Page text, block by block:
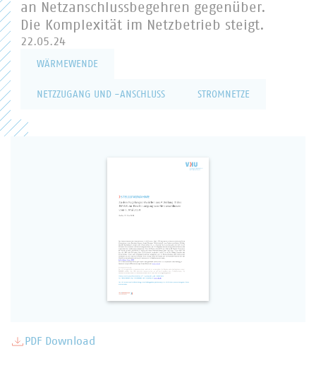
an Netzanschlussbegehren gegenüber.
Die Komplexität im Netzbetrieb steigt.
22.05.24
WÄRMEWENDE
NETZZUGANG UND -ANSCHLUSS STROMNETZE
PDF Download